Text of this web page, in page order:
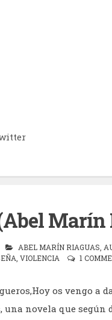
Marín
ABEL MARÍN RIAGUAS
VIOLENCIA 1
os vengo a
una novela que según